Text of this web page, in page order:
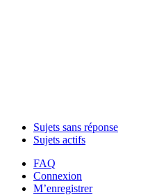
Sujets sans réponse
Sujets actifs
FAQ
Connexion
M’enregistrer